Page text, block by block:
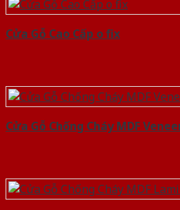
Cửa Gỗ Cao Cấp o fix
Cửa Gỗ Chống Cháy MDF